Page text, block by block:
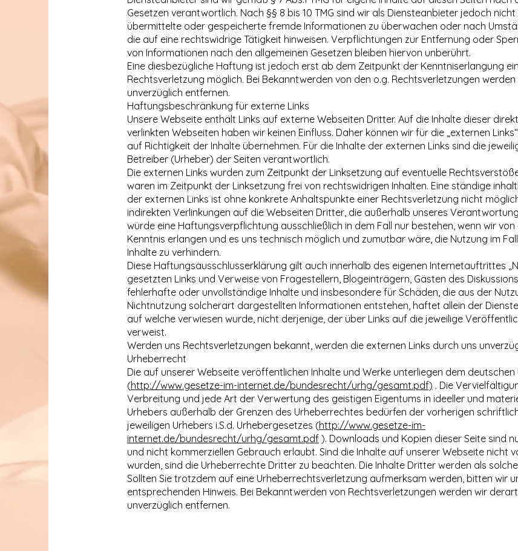
Gesetzen verantwortlich. Nach §§ 8 bis 10 TMG sind wir als Diensteanbieter jedoch
übermittelte oder gespeicherte fremde Informationen zu überwachen oder nach
die auf eine rechtswidrige Tätigkeit hinweisen. Verpflichtungen zur Entfernung oder
von Informationen nach den allgemeinen Gesetzen bleiben hiervon unberührt.
Eine diesbezügliche Haftung ist jedoch erst ab dem Zeitpunkt der Kenntniserlangung
Rechtsverletzung möglich. Bei Bekanntwerden von den o.g. Rechtsverletzungen
unverzüglich entfernen.
Haftungsbeschränkung für externe Links
Unsere Webseite enthält Links auf externe Webseiten Dritter. Auf die Inhalte dieser
verlinkten Webseiten haben wir keinen Einfluss. Daher können wir für die „externen
auf Richtigkeit der Inhalte übernehmen. Für die Inhalte der externen Links sind die
Betreiber (Urheber) der Seiten verantwortlich.
Die externen Links wurden zum Zeitpunkt der Linksetzung auf eventuelle
waren im Zeitpunkt der Linksetzung frei von rechtswidrigen Inhalten. Eine ständige
der externen Links ist ohne konkrete Anhaltspunkte einer Rechtsverletzung nicht
indirekten Verlinkungen auf die Webseiten Dritter, die außerhalb unseres
würde eine Haftungsverpflichtung ausschließlich in dem Fall nur bestehen, wenn wir von
Kenntnis erlangen und es uns technisch möglich und zumutbar wäre, die Nutzung im
Inhalte zu verhindern.
Diese Haftungsausschlusserklärung gilt auch innerhalb des eigenen Internetauftrittes
gesetzten Links und Verweise von Fragestellern, Blogeinträgern, Gästen des
fehlerhafte oder unvollständige Inhalte und insbesondere für Schäden, die aus der
Nichtnutzung solcherart dargestellten Informationen entstehen, haftet allein der
auf welche verwiesen wurde, nicht derjenige, der über Links auf die jeweilige
verweist.
Werden uns Rechtsverletzungen bekannt, werden die externen Links durch uns
Urheberrecht
Die auf unserer Webseite veröffentlichen Inhalte und Werke unterliegen dem
(http://www.gesetze-im-internet.de/bundesrecht/urhg/gesamt.pdf) . Die
Verbreitung und jede Art der Verwertung des geistigen Eigentums in ideeller und
Urhebers außerhalb der Grenzen des Urheberrechtes bedürfen der vorherigen
jeweiligen Urhebers i.S.d. Urhebergesetzes (http://www.gesetze-im-
internet.de/bundesrecht/urhg/gesamt.pdf ). Downloads und Kopien dieser Seite sind
und nicht kommerziellen Gebrauch erlaubt. Sind die Inhalte auf unserer Webseite nicht
wurden, sind die Urheberrechte Dritter zu beachten. Die Inhalte Dritter werden als
Sollten Sie trotzdem auf eine Urheberrechtsverletzung aufmerksam werden, bitten wir
entsprechenden Hinweis. Bei Bekanntwerden von Rechtsverletzungen werden wir
unverzüglich entfernen.